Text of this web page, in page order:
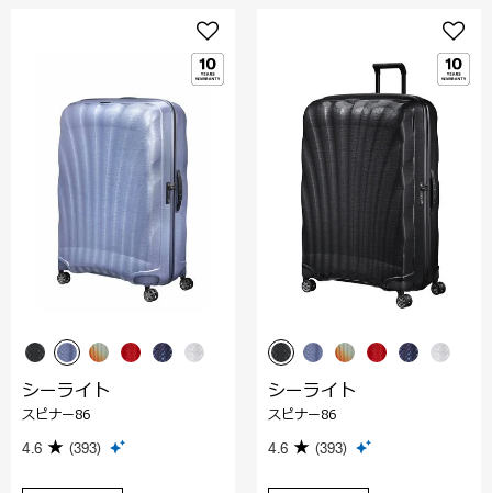
シーライト
スピナー86
4.6 (393)
シーライト
スピナー86
4.6 (393)